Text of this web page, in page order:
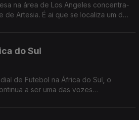
na área de Los Angeles concentra-
Artesia. É ai que se localiza um dos
do Sul
de Futebol na África do Sul, o
a ser uma das vozes